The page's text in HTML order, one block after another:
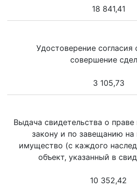
18 841,41
Удостоверение согласия
совершение
3 105,73
Выдача свидетельства о праве
закону и по завещанию
имущество (с каждого
объект, указанный в
10 352,42